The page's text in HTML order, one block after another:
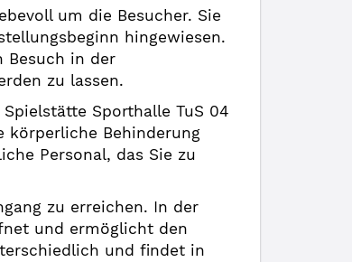
um die Besucher. Sie
hingewiesen.
Besuch in der
zu lassen.
Sporthalle TuS 04
körperliche Behinderung
Personal, das Sie zu
zu erreichen. In der
und ermöglicht den
und findet in